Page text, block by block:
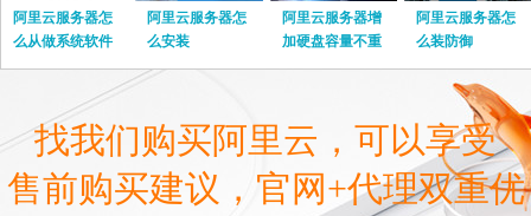
阿里云服务器怎
么从做系统软件
阿里云服务器怎
么安装
阿里云服务器增
加硬盘容量不重
启
阿里云服务器怎
么装防御
找我们购买阿里云，可以享受
售前购买建议，官网+代理双重优